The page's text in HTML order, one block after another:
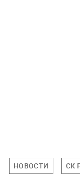
НОВОСТИ СК